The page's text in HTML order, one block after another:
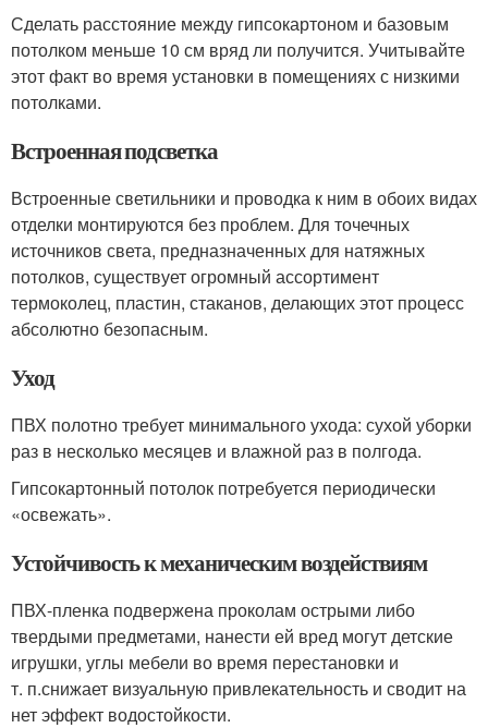
Сделать расстояние между гипсокартоном и базовым
потолком меньше 10 см вряд ли получится. Учитывайте
этот факт во время установки в помещениях с низкими
потолками.
Встроенная подсветка
Встроенные светильники и проводка к ним в обоих видах
отделки монтируются без проблем. Для точечных
источников света, предназначенных для натяжных
потолков, существует огромный ассортимент
термоколец, пластин, стаканов, делающих этот процесс
абсолютно безопасным.
Уход
ПВХ полотно требует минимального ухода: сухой уборки
раз в несколько месяцев и влажной раз в полгода.
Гипсокартонный потолок потребуется периодически
«освежать».
Устойчивость к механическим воздействиям
ПВХ-пленка подвержена проколам острыми либо
твердыми предметами, нанести ей вред могут детские
игрушки, углы мебели во время перестановки и
т. п.снижает визуальную привлекательность и сводит на
нет эффект водостойкости.